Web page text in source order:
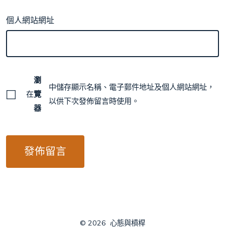
個人網站網址
在
瀏
覽
器
中儲存顯示名稱、電子郵件地址及個人網站網址，
以供下次發佈留言時使用。
© 2026 心態與槓桿